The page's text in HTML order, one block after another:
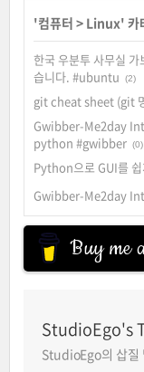
'컴퓨터 > Linux' 카
한국 우분투 사무실
습니다. #ubuntu
(2)
git cheat sheet (git
Gwibber-Me2day
python #gwibber (0)
Python으로 GUI를 쉽
Gwibber-Me2day
Buy me
StudioEgo's
StudioEgo의 삽질